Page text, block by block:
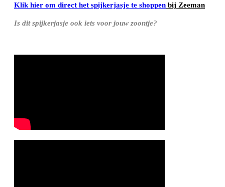
Klik hier om direct het spijkerjasje te shoppen bij Zeeman
Is dit spijkerjasje ook iets voor jouw zoontje?